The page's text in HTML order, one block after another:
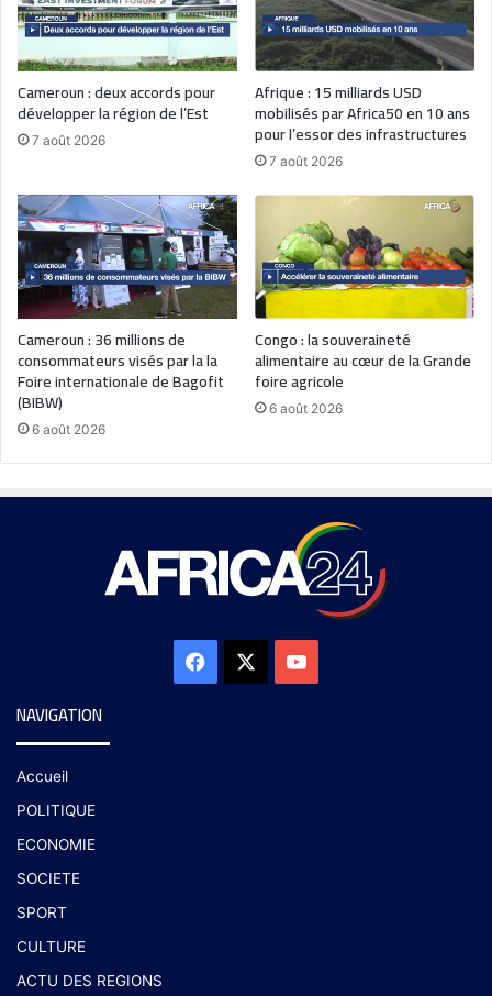
Cameroun : deux accords pour
développer la région de l’Est
7 août 2026
Afrique : 15 milliards USD
mobilisés par Africa50 en 10 ans
pour l’essor des infrastructures
7 août 2026
Cameroun : 36 millions de
consommateurs visés par la la
Foire internationale de Bagofit
(BIBW)
6 août 2026
Congo : la souveraineté
alimentaire au cœur de la Grande
foire agricole
6 août 2026
NAVIGATION
Accueil
POLITIQUE
ECONOMIE
SOCIETE
SPORT
CULTURE
ACTU DES REGIONS